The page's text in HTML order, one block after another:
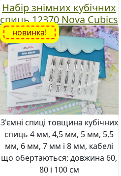
Набір знімних кубічних
спиць 12370 Nova Cubics
KnitPro 4, 4,5, 5, 5,5, 6, 7,
8мм + кабелі
новинка!
З'ємні спиці товщина кубічних
спиць 4 мм, 4,5 мм, 5 мм, 5,5
мм, 6 мм, 7 мм і 8 мм, кабелі
що обертаються: довжина 60,
80 і 100 см